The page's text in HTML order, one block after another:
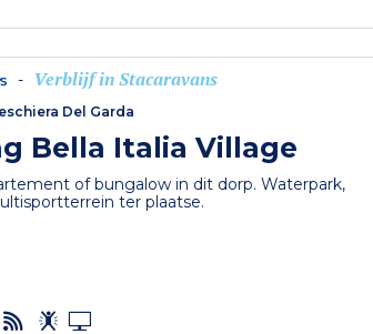
- Verblijf in Stacaravans
Del Garda
Bella Italia Village
of bungalow in dit dorp. Waterpark,
ter plaatse.